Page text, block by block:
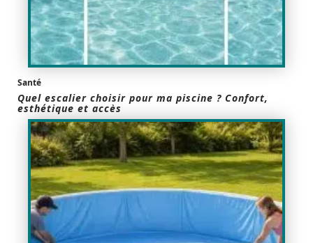
Santé
Quel escalier choisir pour ma piscine ? Confort,
esthétique et accès